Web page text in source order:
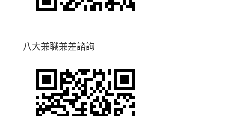
八大兼職兼差諮詢